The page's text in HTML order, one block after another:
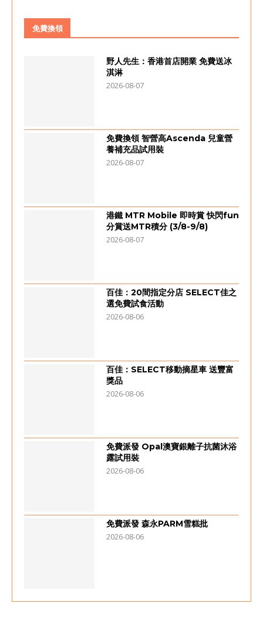
免費換領
野人先生：香港首店開業 免費送冰
淇淋
2026-08-07
免費換領 智營高Ascenda 兒童營
養補充品試用裝
2026-08-07
港鐵 MTR Mobile 即時賞 快閃fun
分賞送MTR積分 (3/8-9/8)
2026-08-07
百佳：20間指定分店 SELECT佳之
選免費試食活動
2026-08-06
百佳：SELECT移動摘星車 送豐富
獎品
2026-08-06
免費派發 Opal澳寶銀離子抗菌沐浴
露試用裝
2026-08-06
免費派發 森永PARM雪糕批
2026-08-06